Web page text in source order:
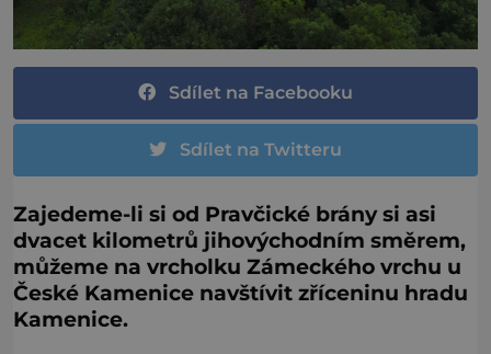
Sdílet na Facebooku
Sdílet na Twitteru
Zajedeme-li si od Pravčické brány si asi
dvacet kilometrů jihovýchodním směrem,
můžeme na vrcholku Zámeckého vrchu u
České Kamenice navštívit zříceninu hradu
Kamenice.